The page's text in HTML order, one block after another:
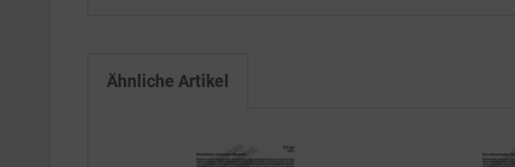
Ähnliche Artikel